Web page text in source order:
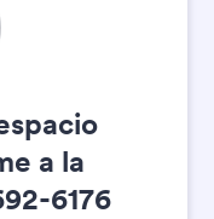
a la
6176